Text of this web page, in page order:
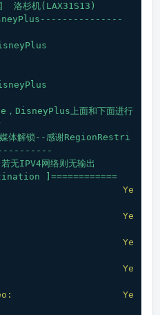
洛杉机(LAX31S13)
DisneyPlus上面和下面进行
锁--感谢RegionRestri
无IPV4网络则无输出
]============
Ye
Ye
Ye
Ye
Ye